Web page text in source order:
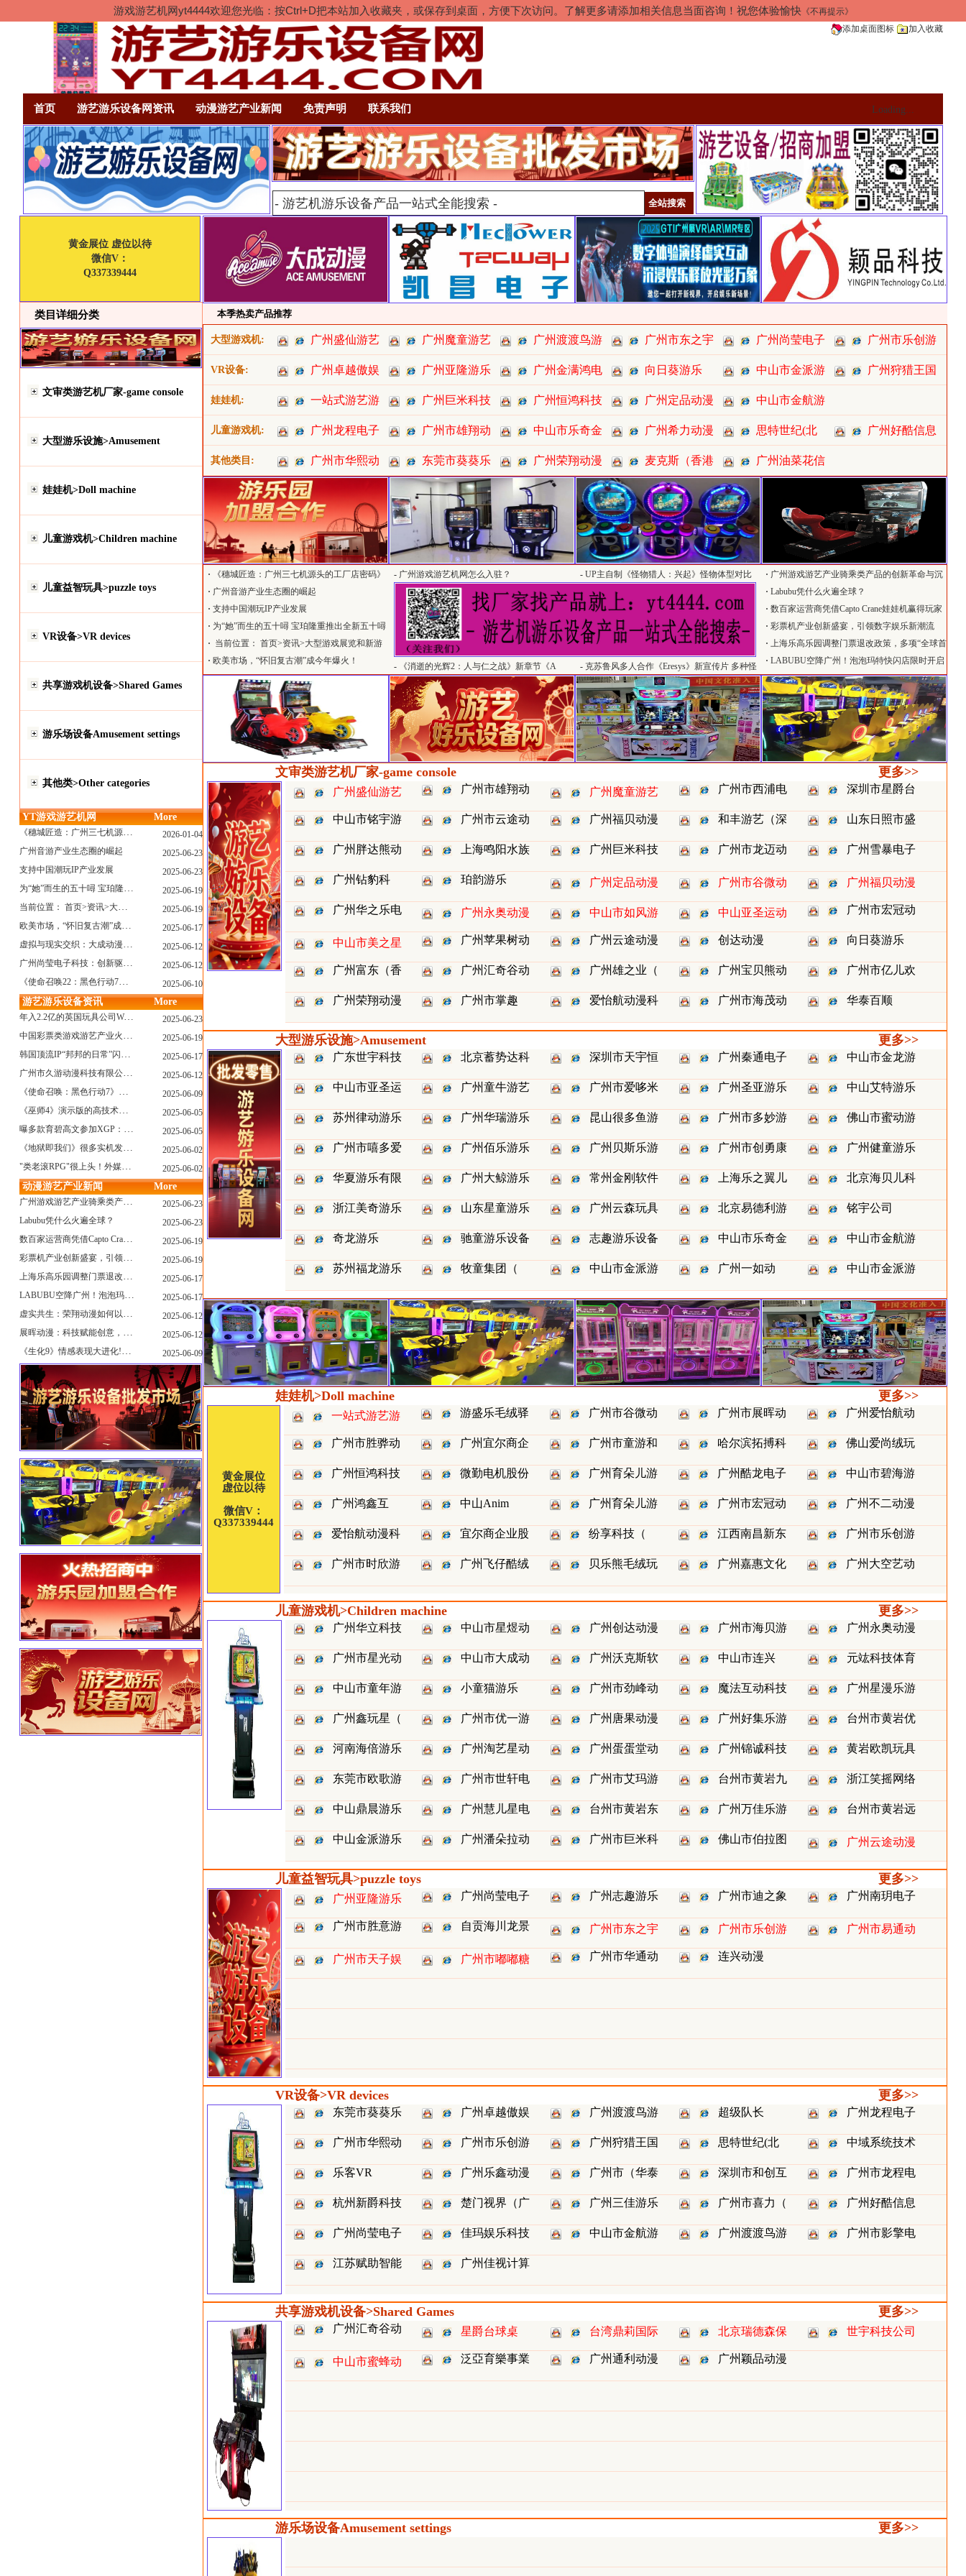
游戏游艺机网yt4444欢迎您光临：按Ctrl+D把本站加入收藏夹，或保存到桌面，方便下次访问。了解更多请添加相关信息当面咨询！祝您体验愉快《不再提示》
添加桌面图标
加入收藏
首页 游艺游乐设备网资讯 动漫游艺产业新闻 免责声明 联系我们 Loading...
黄金展位 虚位以待
微信V：
Q337339444
类目详细分类
文审类游艺机厂家-game console
大型游乐设施>Amusement
娃娃机>Doll machine
儿童游戏机>Children machine
儿童益智玩具>puzzle toys
VR设备>VR devices
共享游戏机设备>Shared Games
游乐场设备Amusement settings
其他类>Other categories
YT游戏游艺机网
More
《穗城匠造：广州三七机源头的工厂店密码》
2026-01-04
广州音游产业生态圈的崛起
2025-06-23
支持中国潮玩IP产业发展
2025-06-23
为“她”而生的五十噚 宝珀隆重推出全新五十噚女士潜水腕表 2025-06-19
当前位置： 首页>资讯>大型游戏展览和新游戏厅6月大温揭幕 大型游戏展览和新游戏厅6月大温揭幕 2025-06-19
欧美市场，“怀旧复古潮”成今年爆火！ 2025-06-17
虚拟与现实交织：大成动漫如何用"数字工匠精神"重塑游艺产业价值生态 2025-06-12
广州尚莹电子科技：创新驱动，引领游艺产业智能化新浪潮 2025-06-12
《使命召唤22：黑色行动7》战役模式传闻引不满:玩家将扮演无名士兵 2025-06-10
游艺游乐设备资讯
More
年入2.2亿的英国玩具公司Wow! Stuff被收购！
2025-06-23
中国彩票类游戏游艺产业火红现状深度分析 2025-06-19
韩国顶流IP“邦邦的日常”闪现深圳 2025-06-17
广州市久游动漫科技有限公司：创新驱动，引领游艺产业新浪潮 2025-06-12
《使命召唤：黑色行动7》问题多多：或将重蹈覆辙 2025-06-09
《巫师4》演示版的高技术力能在PS5上复现吗？数毛社以为很有或许！ 2025-06-05
曝多款育碧高文参加XGP：《星球大战：亡命之徒》、《阿凡达：潘多拉边境》、《刺客信条：影》等 2025-06-05
《地狱即我们》很多实机发布！虚幻5的地狱级画质！ 2025-06-02
"类老滚RPG"很上头！外媒盛赞新作《污痕圣杯》 2025-06-02
动漫游艺产业新闻
More
广州游戏游艺产业骑乘类产品的创新革命与沉浸式体验升级
2025-06-23
Labubu凭什么火遍全球？
2025-06-23
数百家运营商凭借Capto Crane娃娃机赢得玩家青睐——您呢？ 2025-06-19
彩票机产业创新盛宴，引领数字娱乐新潮流 2025-06-19
上海乐高乐园调整门票退改政策，多项“全球首发”引关注 2025-06-17
LABUBU空降广州！泡泡玛特快闪店限时开启 2025-06-17
虚实共生：荣翔动漫如何以"科技+文化"双轮驱动重塑游艺产业新生态 2025-06-12
展晖动漫：科技赋能创意，打造沉浸式游艺新体验 2025-06-12
《生化9》情感表现大进化!眼神、颤抖细节拉满！ 2025-06-09
本季热卖产品推荐
大型游戏机:
VR设备:
娃娃机:
儿童游戏机:
其他类目:
广州盛仙游艺 广州魔童游艺 广州渡渡鸟游 广州市东之宇 广州尚莹电子 广州市乐创游
广州卓越傲娱 广州亚隆游乐 广州金满鸿电 向日葵游乐 中山市金派游 广州狩猎王国
一站式游艺游 广州巨米科技 广州恒鸿科技 广州定品动漫 中山市金航游
广州龙程电子 广州市雄翔动 中山市乐奇金 广州希力动漫 思特世纪(北 广州好酷信息
广州市华熙动 东莞市葵葵乐 广州荣翔动漫 麦克斯（香港 广州油菜花信
· 《穗城匠造：广州三七机源头的工厂店密码》
· 广州音游产业生态圈的崛起
· 支持中国潮玩IP产业发展
· 为“她”而生的五十噚 宝珀隆重推出全新五十噚
女士潜水腕表
· 当前位置： 首页>资讯>大型游戏展览和新游
戏厅6月大温揭幕 大型游戏展览和新游戏厅6月大
温揭幕
· 欧美市场，“怀旧复古潮”成今年爆火！
-广州游戏游艺机网怎么入驻？ -UP主自制《怪物猎人：兴起》怪物体型对比
猜猜谁最大？
· 广州游戏游艺产业骑乘类产品的创新革命与沉
浸式体验升级
· Labubu凭什么火遍全球？
· 数百家运营商凭借Capto Crane娃娃机赢得玩家
青睐——您呢？
· 彩票机产业创新盛宴，引领数字娱乐新潮流
· 上海乐高乐园调整门票退改政策，多项“全球首
发”引关注
· LABUBU空降广州！泡泡玛特快闪店限时开启
-《消逝的光辉2：人与仁之战》新章节《A
Huntress and A Hag》细节：精通追踪和射箭的女
猎手登场
-克苏鲁风多人合作《Eresys》新宣传片 多种怪
物亮相
文审类游艺机厂家-game console 更多>>
广州盛仙游艺 广州市雄翔动 广州魔童游艺 广州市西浦电 深圳市星爵台
中山市铭宇游 广州市云途动 广州福贝动漫 和丰游艺（深 山东日照市盛
广州胖达熊动 上海鸣阳水族 广州巨米科技 广州市龙迈动 广州雪暴电子
广州钻豹科 珀韵游乐 广州定品动漫 广州市谷微动 广州福贝动漫
广州华之乐电 广州永奥动漫 中山市如风游 中山亚圣运动 广州市宏冠动
中山市美之星 广州苹果树动 广州云途动漫 创达动漫 向日葵游乐
广州富东（香 广州汇奇谷动 广州雄之业（ 广州宝贝熊动 广州市亿儿欢
广州荣翔动漫 广州市掌趣 爱怡航动漫科 广州市海茂动 华泰百顺
大型游乐设施>Amusement 更多>>
广东世宇科技 北京蓄势达科 深圳市天宇恒 广州秦通电子 中山市金龙游
中山市亚圣运 广州童牛游艺 广州市爱哆米 广州圣亚游乐 中山艾特游乐
苏州律动游乐 广州华瑞游乐 昆山很多鱼游 广州市多妙游 佛山市蜜动游
广州市嘻多爱 广州佰乐游乐 广州贝斯乐游 广州市创勇康 广州健童游乐
华夏游乐有限 广州大鲸游乐 常州金刚软件 上海乐之翼儿 北京海贝儿科
浙江美奇游乐 山东星童游乐 广州云森玩具 北京易德利游 铭宇公司
奇龙游乐 驰童游乐设备 志趣游乐设备 中山市乐奇金 中山市金航游
苏州福龙游乐 牧童集团（ 中山市金派游 广州一如动 中山市金派游
娃娃机>Doll machine 更多>>
黄金展位
虚位以待
微信V：
Q337339444
一站式游艺游 游盛乐毛绒驿 广州市谷微动 广州市展晖动 广州爱怡航动
广州市胜骅动 广州宜尔商企 广州市童游和 哈尔滨拓搏科 佛山爱尚绒玩
广州恒鸿科技 微勤电机股份 广州育朵儿游 广州酷龙电子 中山市碧海游
广州鸿鑫互 中山Anim 广州育朵儿游 广州市宏冠动 广州不二动漫
爱怡航动漫科 宜尔商企业股 纷享科技（ 江西南昌新东 广州市乐创游
广州市时欣游 广州飞仔酷绒 贝乐熊毛绒玩 广州嘉惠文化 广州大空艺动
儿童游戏机>Children machine 更多>>
广州华立科技 中山市星煜动 广州创达动漫 广州市海贝游 广州永奥动漫
广州市星光动 中山市大成动 广州沃克斯软 中山市连兴 元竑科技体育
中山市童年游 小童猫游乐 广州市劲峰动 魔法互动科技 广州星漫乐游
广州鑫玩星（ 广州市优一游 广州唐果动漫 广州好集乐游 台州市黄岩优
河南海倍游乐 广州淘艺星动 广州蛋蛋堂动 广州锦诚科技 黄岩欧凯玩具
东莞市欧歌游 广州市世轩电 广州市艾玛游 台州市黄岩九 浙江笑摇网络
中山鼎晨游乐 广州慧儿星电 台州市黄岩东 广州万佳乐游 台州市黄岩远
中山金派游乐 广州潘朵拉动 广州市巨米科 佛山市伯拉图 广州云途动漫
儿童益智玩具>puzzle toys 更多>>
广州亚隆游乐 广州尚莹电子 广州志趣游乐 广州市迪之象 广州南玥电子
广州市胜意游 自贡海川龙景 广州市东之宇 广州市乐创游 广州市易通动
广州市天子娱 广州市嘟嘟糖 广州市华通动 连兴动漫
VR设备>VR devices 更多>>
东莞市葵葵乐 广州卓越傲娱 广州渡渡鸟游 超级队长 广州龙程电子
广州市华熙动 广州市乐创游 广州狩猎王国 思特世纪(北 中域系统技术
乐客VR 广州乐鑫动漫 广州市（华泰 深圳市和创互 广州市龙程电
杭州新爵科技 楚门视界（广 广州三佳游乐 广州市喜力（ 广州好酷信息
广州尚莹电子 佳玛娱乐科技 中山市金航游 广州渡渡鸟游 广州市影擎电
江苏赋助智能 广州佳视计算
共享游戏机设备>Shared Games 更多>>
广州汇奇谷动 星爵台球桌 台湾鼎莉国际 北京瑞德森保 世宇科技公司
中山市蜜蜂动 泛亞育樂事業 广州通利动漫 广州颖品动漫
游乐场设备Amusement settings 更多>>